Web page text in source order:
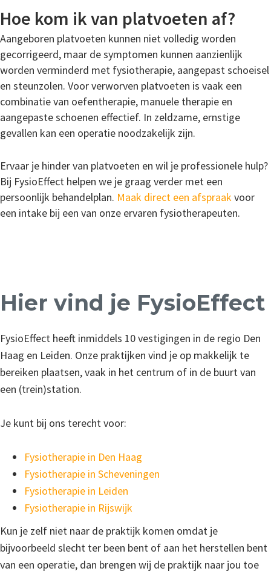
Hoe kom ik van platvoeten af?
Aangeboren platvoeten kunnen niet volledig worden
gecorrigeerd, maar de symptomen kunnen aanzienlijk
worden verminderd met fysiotherapie, aangepast schoeisel
en steunzolen. Voor verworven platvoeten is vaak een
combinatie van oefentherapie, manuele therapie en
aangepaste schoenen effectief. In zeldzame, ernstige
gevallen kan een operatie noodzakelijk zijn.
Ervaar je hinder van platvoeten en wil je professionele hulp?
Bij FysioEffect helpen we je graag verder met een
persoonlijk behandelplan. Maak direct een afspraakvoor
een intake bij een van onze ervaren fysiotherapeuten.
Hier vind je FysioEffect
FysioEffect heeft inmiddels 10 vestigingen in de regio Den
Haag en Leiden. Onze praktijken vind je op makkelijk te
bereiken plaatsen, vaak in het centrum of in de buurt van
een (trein)station.
Je kunt bij ons terecht voor:
Fysiotherapie in Den Haag
Fysiotherapie in Scheveningen
Fysiotherapie in Leiden
Fysiotherapie in Rijswijk
Kun je zelf niet naar de praktijk komen omdat je
bijvoorbeeld slecht ter been bent of aan het herstellen bent
van een operatie, dan brengen wij de praktijk naar jou toe